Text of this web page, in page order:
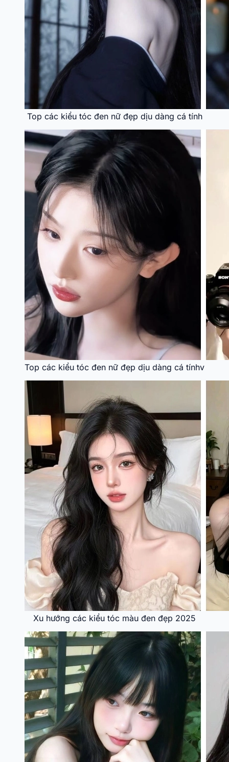
Top các kiểu tóc đen nữ đẹp dịu dàng cá tính
Top các kiểu tóc đen nữ đẹp dịu dàng cá tínhv
Xu hướng các kiểu tóc màu đen đẹp 2025